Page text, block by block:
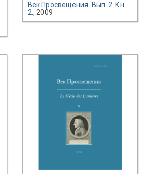
Век Просвещения. Вып. 2. Кн.
2., 2009